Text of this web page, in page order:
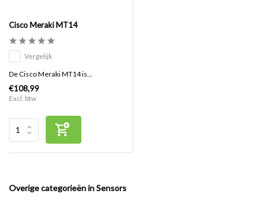
Cisco Meraki MT14
Vergelijk
De Cisco Meraki MT14 is...
€108,99
Excl. btw
Overige categorieën in Sensors